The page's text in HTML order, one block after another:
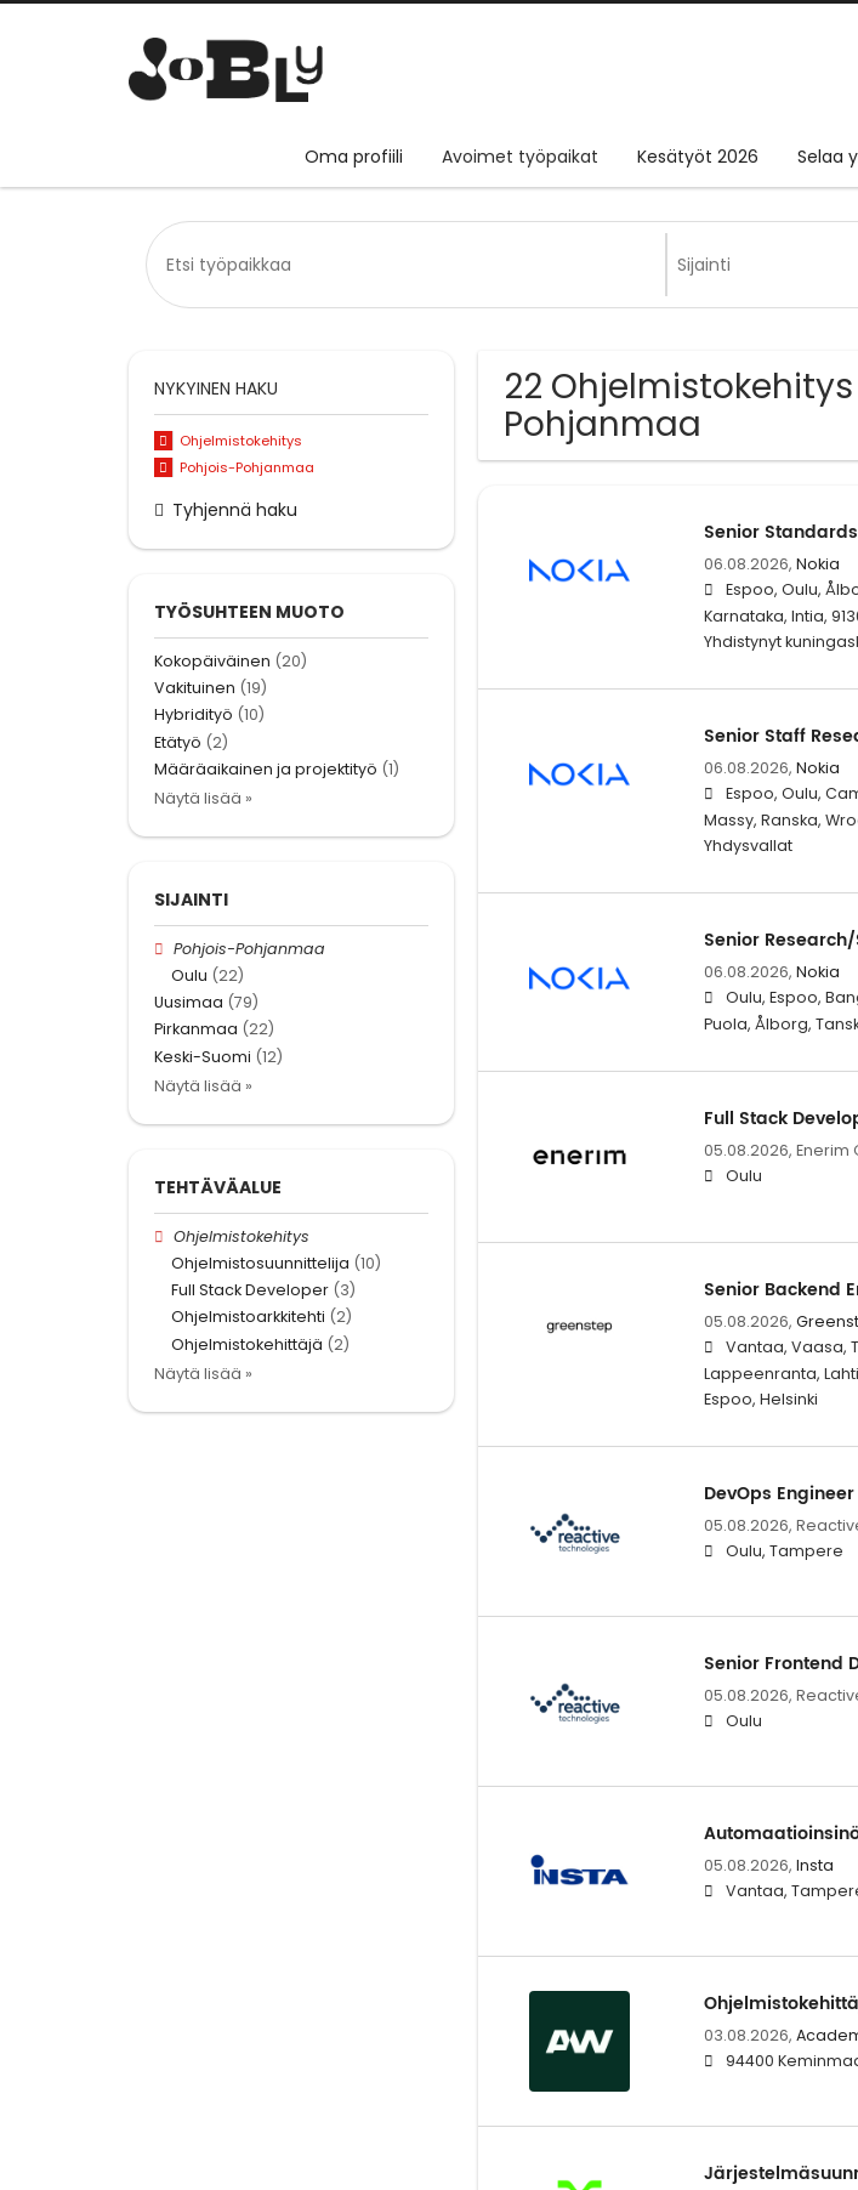
Oma profiili Avoimet työpaikat Kesätyöt 2026 Selaa
22
Pohjanmaa
Senior
06.08.2026, Nokia
Espoo, Oulu,
Karnataka, Intia,
Yhdistynyt
Senior Staff
06.08.2026, Nokia
Espoo, Oulu,
Massy, Ranska,
Yhdysvallat
Senior
06.08.2026, Nokia
Oulu, Espoo,
Puola, Ålborg,
Full Stack
05.08.2026, Enerim
Oulu
Senior Backend
05.08.2026,
Vantaa, Vaasa,
Lappeenranta,
Espoo, Helsinki
DevOps Engineer
05.08.2026,
Oulu, Tampere
Senior Frontend
05.08.2026,
Oulu
05.08.2026, Insta
Vantaa,
03.08.2026,
94400
NYKYINEN HAKU
Ohjelmistokehitys
Pohjois-Pohjanmaa
Tyhjennä haku
TYÖSUHTEEN MUOTO
Kokopäiväinen (20)
Vakituinen (19)
Hybridityö (10)
Etätyö (2)
Määräaikainen ja projektityö (1)
Näytä lisää »
SIJAINTI
Pohjois-Pohjanmaa
Oulu (22)
Uusimaa (79)
Pirkanmaa (22)
Keski-Suomi (12)
Näytä lisää »
TEHTÄVÄALUE
Ohjelmistokehitys
Ohjelmistosuunnittelija (10)
Full Stack Developer (3)
Ohjelmistoarkkitehti (2)
Ohjelmistokehittäjä (2)
Näytä lisää »